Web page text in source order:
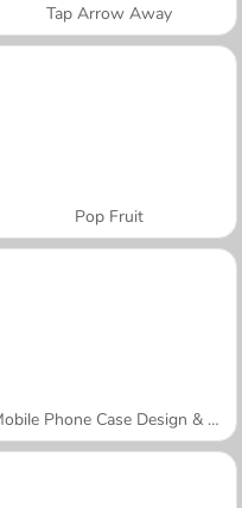
Tap Arrow Away
Pop Fruit
Mobile Phone Case Design & DIY